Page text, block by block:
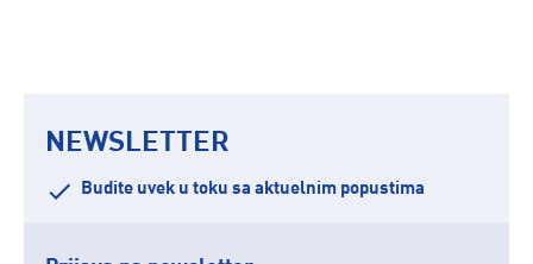
NEWSLETTER
Budite uvek u toku sa aktuelnim popustima